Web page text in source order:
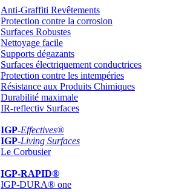
Anti-Graffiti Revêtements
Protection contre la corrosion
Surfaces Robustes
Nettoyage facile
Supports dégazants
Surfaces électriquement conductrices
Protection contre les intempéries
Résistance aux Produits Chimiques
Durabilité maximale
IR-reflectiv Surfaces
IGP-Effectives®
IGP-Living Surfaces
Le Corbusier
IGP-RAPID®
IGP-DURA® one